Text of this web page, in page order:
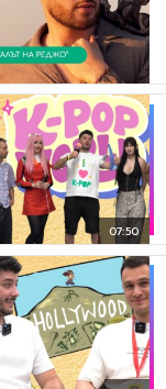
07:50